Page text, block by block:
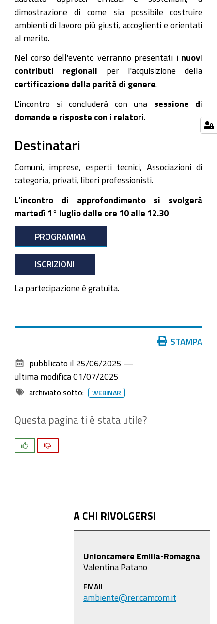
martedì
1°
luglio
ore
10-
12,30
dimostrazione di come sia possibile costruire
ambienti di lavoro più giusti, accoglienti e orientati
al merito.
Nel corso dell'evento verranno presentati i nuovi
contributi regionali per l'acquisizione della
certificazione della parità di genere
L'incontro si concluderà con una sessione di
domande e risposte con i relatori
Destinatari
Comuni, imprese, esperti tecnici, Associazioni di
categoria, privati, liberi professionisti.
L'incontro di approfondimento si svolgerà
martedì 1° luglio dalle ore 10 alle 12.30
PROGRAMMA
ISCRIZIONI
La partecipazione è gratuita.
documento
STAMPA
pubblicato il 25/06/2025 —
ultima modifica 01/07/2025
archiviato sotto: WEBINAR
Questa pagina ti è stata utile?
A CHI RIVOLGERSI
Unioncamere Emilia-Romagna
Valentina Patano
EMAIL
ambiente@rer.camcom.it